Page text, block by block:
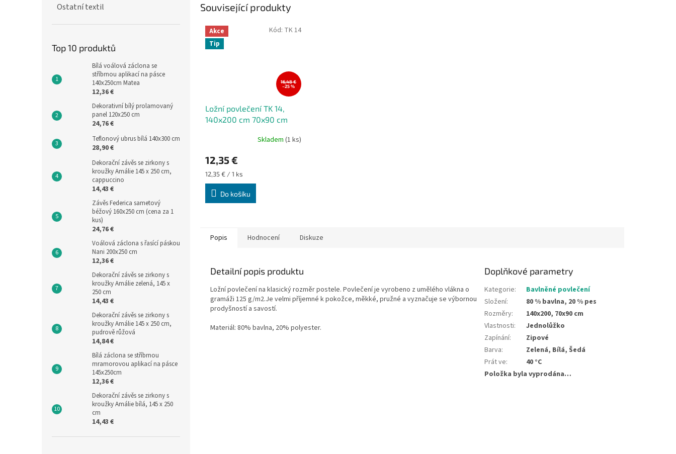
Ostatní textil
Top 10 produktů
Bílá voálová záclona se
stříbrnou aplikací na pásce
140x250cm Matea
12,36 €
Dekorativní bílý prolamovaný
panel 120x250 cm
24,76 €
Teflonový ubrus bílá 140x300 cm
28,90 €
Dekorační závěs se zirkony s
kroužky Amálie 145 x 250 cm,
cappuccino
14,43 €
Závěs Federica sametový
béžový 160x250 cm (cena za 1
kus)
24,76 €
Voálová záclona s řasící páskou
Nani 200x250 cm
12,36 €
Dekorační závěs se zirkony s
kroužky Amálie zelená, 145 x
250 cm
14,43 €
Dekorační závěs se zirkony s
kroužky Amálie 145 x 250 cm,
pudrově růžová
14,84 €
Bílá záclona se stříbrnou
mramorovou aplikací na pásce
145x250cm
12,36 €
Dekorační závěs se zirkony s
kroužky Amálie bílá, 145 x 250
cm
14,43 €
Související produkty
Akce
Tip
16,48 €
–25 %
Ložní povlečení TK 14,
140x200 cm 70x90 cm
Skladem (1 ks)
12,35 €
Měrná
cena:
12,35 € / 1 ks
Do košíku
Kód: TK 14
Popis Hodnocení Diskuze
Detailní popis produktu
Ložní povlečení na klasický rozměr postele. Povlečení je vyrobeno z umělého vlákna o
gramáži 125 g/m2.Je velmi příjemné k pokožce, měkké, pružné a vyznačuje se výbornou
prodyšností a savostí.
Materiál: 80% bavlna, 20% polyester.
Doplňkové parametry
Kategorie:
Bavlněné povlečení
Složení:
80 % bavlna, 20 % pes
Rozměry:
140x200, 70x90 cm
Vlastnosti:
Jednolůžko
Zapínání:
Zipové
Barva:
Zelená, Bílá, Šedá
Prát ve:
40 °C
Položka byla vyprodána…